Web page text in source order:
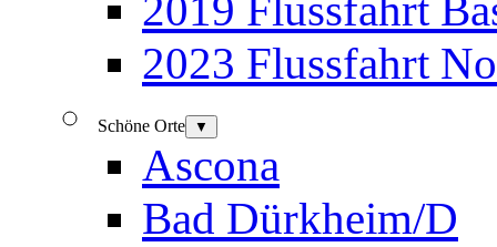
2019 Flussfahrt
2023 Flussfahrt
Schöne Orte ▼
Ascona
Bad Dürkheim/D